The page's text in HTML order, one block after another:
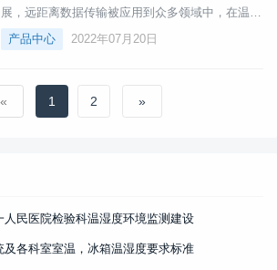
展，远距离数据传输被应用到众多领域中，在温湿
度监测中，除了比较热门的无线温湿度传感器网络
之外，还有一种基于以太网的智能温湿度传感器。
产品中心 2022年07月20日
« 1 2 »
人民医院检验科温湿度环境监测建设
及各科室室温，冰箱温湿度要求标准